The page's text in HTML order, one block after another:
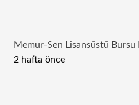
Memur-Sen Lisansüstü Bursu
2 hafta önce